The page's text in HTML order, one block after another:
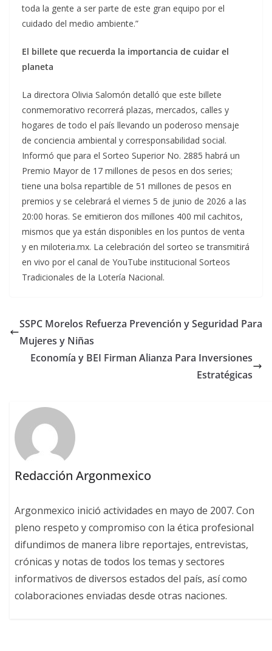
toda la gente a ser parte de este gran equipo por el
cuidado del medio ambiente.”
El billete que recuerda la importancia de cuidar el
planeta
La directora Olivia Salomón detalló que este billete
conmemorativo recorrerá plazas, mercados, calles y
hogares de todo el país llevando un poderoso mensaje
de conciencia ambiental y corresponsabilidad social.
Informó que para el Sorteo Superior No. 2885 habrá un
Premio Mayor de 17 millones de pesos en dos series;
tiene una bolsa repartible de 51 millones de pesos en
premios y se celebrará el viernes 5 de junio de 2026 a las
20:00 horas. Se emitieron dos millones 400 mil cachitos,
mismos que ya están disponibles en los puntos de venta
y en miloteria.mx. La celebración del sorteo se transmitirá
en vivo por el canal de YouTube institucional Sorteos
Tradicionales de la Lotería Nacional.
SSPC Morelos Refuerza Prevención y Seguridad Para
Mujeres y Niñas
Economía y BEI Firman Alianza Para Inversiones
Estratégicas
Redacción Argonmexico
Argonmexico inició actividades en mayo de 2007. Con
pleno respeto y compromiso con la ética profesional
difundimos de manera libre reportajes, entrevistas,
crónicas y notas de todos los temas y sectores
informativos de diversos estados del país, así como
colaboraciones enviadas desde otras naciones.